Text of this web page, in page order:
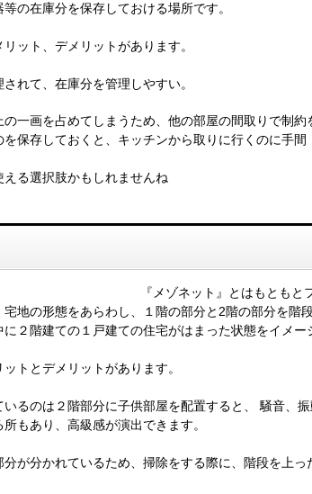
の在庫分を保存しておける場所です。
ット、デメリットがあります。
れて、在庫分を管理しやすい。
一画を占めてしまうため、他の部屋の間取りで制約
保存しておくと、キッチンから取りに行くのに手間
える選択肢かもしれませんね
『メゾネット』とはもとも
地の形態をあらわし、１階の部分と2階の部分を階
２階建ての１戸建ての住宅がはまった状態をイメー
トとデメリットがあります。
のは２階部分に子供部屋を配置すると、 騒音、振
もあり、高級感が演出できます。
が分かれているため、掃除をする際に、階段を上っ